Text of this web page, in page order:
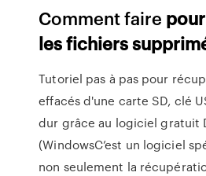
Comment faire pour
lesfichiers
Tutoriel pas à pas pour
effacés d'une carte SD, clé
dur grâce au logiciel gratuit
(WindowsC’est un logiciel
non seulement la